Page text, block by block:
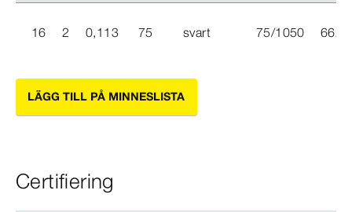
16 2 0,113 75 svart 75/1050 662
LÄGG TILL PÅ MINNESLISTA
Certifiering